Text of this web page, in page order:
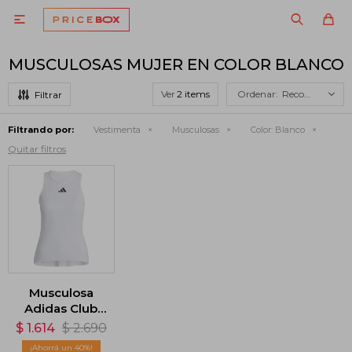

MUSCULOSAS MUJER EN COLOR BLANCO
Ver Recomendados
Filtrando por: Vestimenta Musculosas Color: Blanco
Quitar filtros
Musculosa
Adidas Club
Tenis - Blanco
$ 1.614 $ 2.690
40